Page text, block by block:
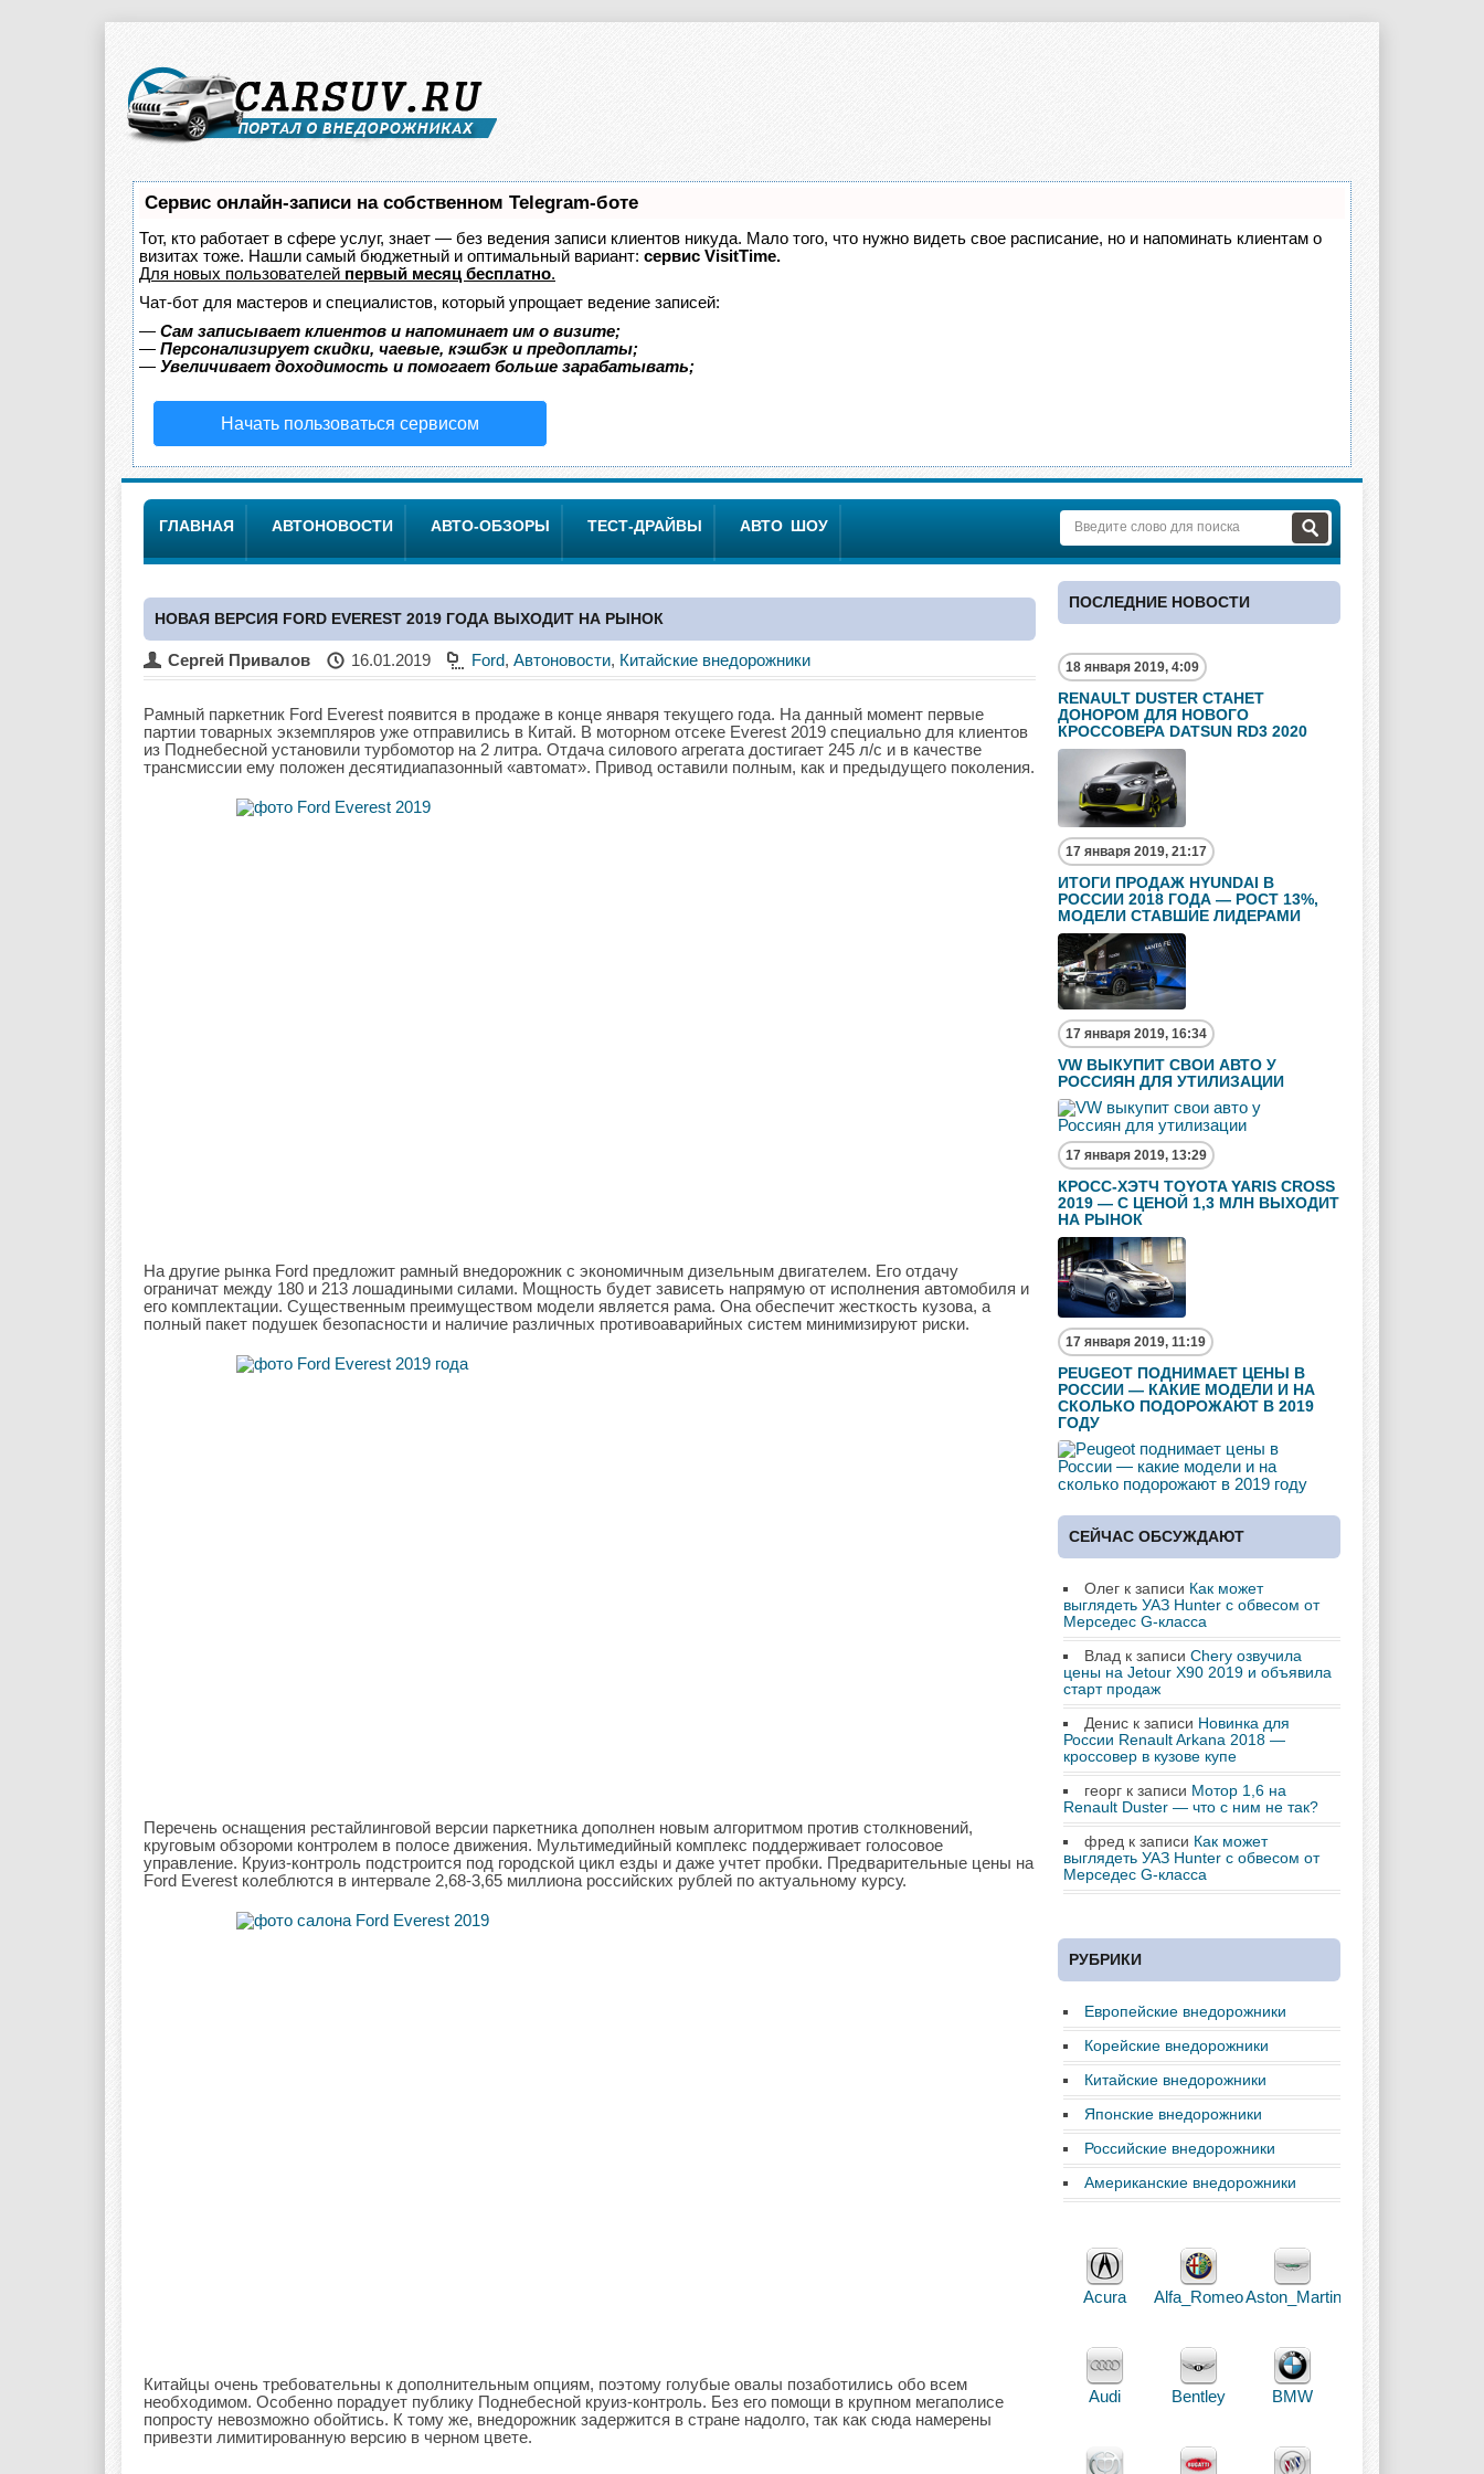
Сервис онлайн-записи на собственном Telegram-боте
Тот, кто работает в сфере услуг, знает — без ведения записи клиентов никуда. Мало того, что нужно видеть свое расписание, но и напоминать клиентам о
визитах тоже. Нашли самый бюджетный и оптимальный вариант: сервис VisitTime.
Для новых пользователей первый месяц бесплатно.
Чат-бот для мастеров и специалистов, который упрощает ведение записей:
— Сам записывает клиентов и напоминает им о визите;
— Персонализирует скидки, чаевые, кэшбэк и предоплаты;
— Увеличивает доходимость и помогает больше зарабатывать;
Начать пользоваться сервисом
ГЛАВНАЯ АВТОНОВОСТИ АВТО-ОБЗОРЫ ТЕСТ-ДРАЙВЫ АВТО ШОУ
НОВАЯ ВЕРСИЯ FORD EVEREST 2019 ГОДА ВЫХОДИТ НА РЫНОК
Сергей Привалов 16.01.2019 Ford, Автоновости, Китайские внедорожники
Рамный паркетник Ford Everest появится в продаже в конце января текущего года. На данный момент первые
партии товарных экземпляров уже отправились в Китай. В моторном отсеке Everest 2019 специально для клиентов
из Поднебесной установили турбомотор на 2 литра. Отдача силового агрегата достигает 245 л/с и в качестве
трансмиссии ему положен десятидиапазонный «автомат». Привод оставили полным, как и предыдущего поколения.
На другие рынка Ford предложит рамный внедорожник с экономичным дизельным двигателем. Его отдачу
ограничат между 180 и 213 лошадиными силами. Мощность будет зависеть напрямую от исполнения автомобиля и
его комплектации. Существенным преимуществом модели является рама. Она обеспечит жесткость кузова, а
полный пакет подушек безопасности и наличие различных противоаварийных систем минимизируют риски.
Перечень оснащения рестайлинговой версии паркетника дополнен новым алгоритмом против столкновений,
круговым обзороми контролем в полосе движения. Мультимедийный комплекс поддерживает голосовое
управление. Круиз-контроль подстроится под городской цикл езды и даже учтет пробки. Предварительные цены на
Ford Everest колеблются в интервале 2,68-3,65 миллиона российских рублей по актуальному курсу.
Китайцы очень требовательны к дополнительным опциям, поэтому голубые овалы позаботились обо всем
необходимом. Особенно порадует публику Поднебесной круиз-контроль. Без его помощи в крупном мегаполисе
попросту невозможно обойтись. К тому же, внедорожник задержится в стране надолго, так как сюда намерены
привезти лимитированную версию в черном цвете.
ПОСЛЕДНИЕ НОВОСТИ
18 января 2019, 4:09
RENAULT DUSTER СТАНЕТ
ДОНОРОМ ДЛЯ НОВОГО
КРОССОВЕРА DATSUN RD3 2020
17 января 2019, 21:17
ИТОГИ ПРОДАЖ HYUNDAI В
РОССИИ 2018 ГОДА — РОСТ 13%,
МОДЕЛИ СТАВШИЕ ЛИДЕРАМИ
17 января 2019, 16:34
VW ВЫКУПИТ СВОИ АВТО У
РОССИЯН ДЛЯ УТИЛИЗАЦИИ
17 января 2019, 13:29
КРОСС-ХЭТЧ TOYOTA YARIS CROSS
2019 — С ЦЕНОЙ 1,3 МЛН ВЫХОДИТ
НА РЫНОК
17 января 2019, 11:19
PEUGEOT ПОДНИМАЕТ ЦЕНЫ В
РОССИИ — КАКИЕ МОДЕЛИ И НА
СКОЛЬКО ПОДОРОЖАЮТ В 2019
ГОДУ
СЕЙЧАС ОБСУЖДАЮТ
Олег к записи Как может
выглядеть УАЗ Hunter с обвесом от
Мерседес G-класса
Влад к записи Chery озвучила
цены на Jetour X90 2019 и объявила
старт продаж
Денис к записи Новинка для
России Renault Arkana 2018 —
кроссовер в кузове купе
георг к записи Мотор 1,6 на
Renault Duster — что с ним не так?
фред к записи Как может
выглядеть УАЗ Hunter с обвесом от
Мерседес G-класса
РУБРИКИ
Европейские внедорожники
Корейские внедорожники
Китайские внедорожники
Японские внедорожники
Российские внедорожники
Американские внедорожники
Acura Alfa_RomeoAston_Martin
Audi Bentley BMW